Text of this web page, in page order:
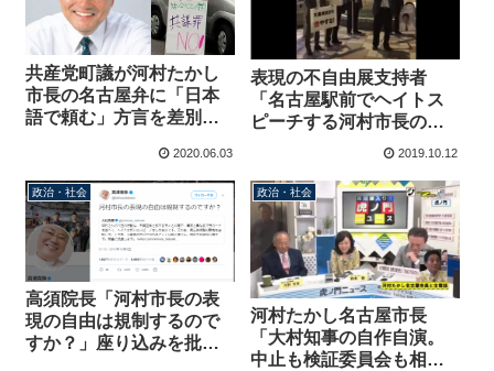
共産党町議が河村たかし
市長の名古屋弁に「日本
語で頼む」方言を差別す
2020.06.03
表現の不自由展支持者
「名古屋駅前でヘイトス
ピーチする河村市長の動
画よ」→動画に差別表現
2019.10.12
政治・社会
高須院長「河村市長の表
現の自由は規制するので
すか？」座り込みを批判
政治・社会
河村たかし名古屋市長
「大村知事の自作自演。
中止も検証委員会も相談